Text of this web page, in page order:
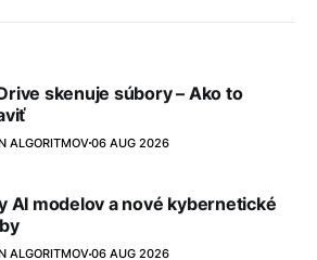
skenuje súbory – Ako to
ALGORITMOV06 AUG 2026
AI modelov a nové kybernetické
ALGORITMOV06 AUG 2026